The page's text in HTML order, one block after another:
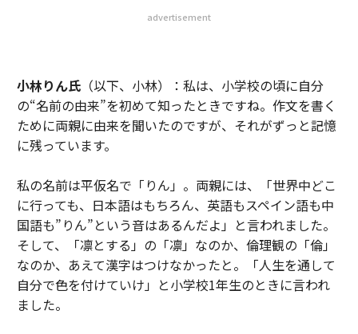
advertisement
小林りん氏（以下、小林）：私は、小学校の頃に自分
の“名前の由来”を初めて知ったときですね。作文を書く
ために両親に由来を聞いたのですが、それがずっと記憶
に残っています。
私の名前は平仮名で「りん」。両親には、「世界中どこ
に行っても、日本語はもちろん、英語もスペイン語も中
国語も”りん”という音はあるんだよ」と言われました。
そして、「凛とする」の「凛」なのか、倫理観の「倫」
なのか、あえて漢字はつけなかったと。「人生を通して
自分で色を付けていけ」と小学校1年生のときに言われ
ました。